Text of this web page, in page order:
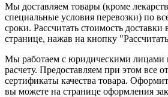
Мы доставляем товары (кроме
специальные условия перевозки) по
сроки. Рассчитать стоимость
странице, нажав на кнопку
Мы работаем с юридическими лицами
расчету. Предоставляем при этом все
сертификаты качества товара.
вы можете на странице оформления